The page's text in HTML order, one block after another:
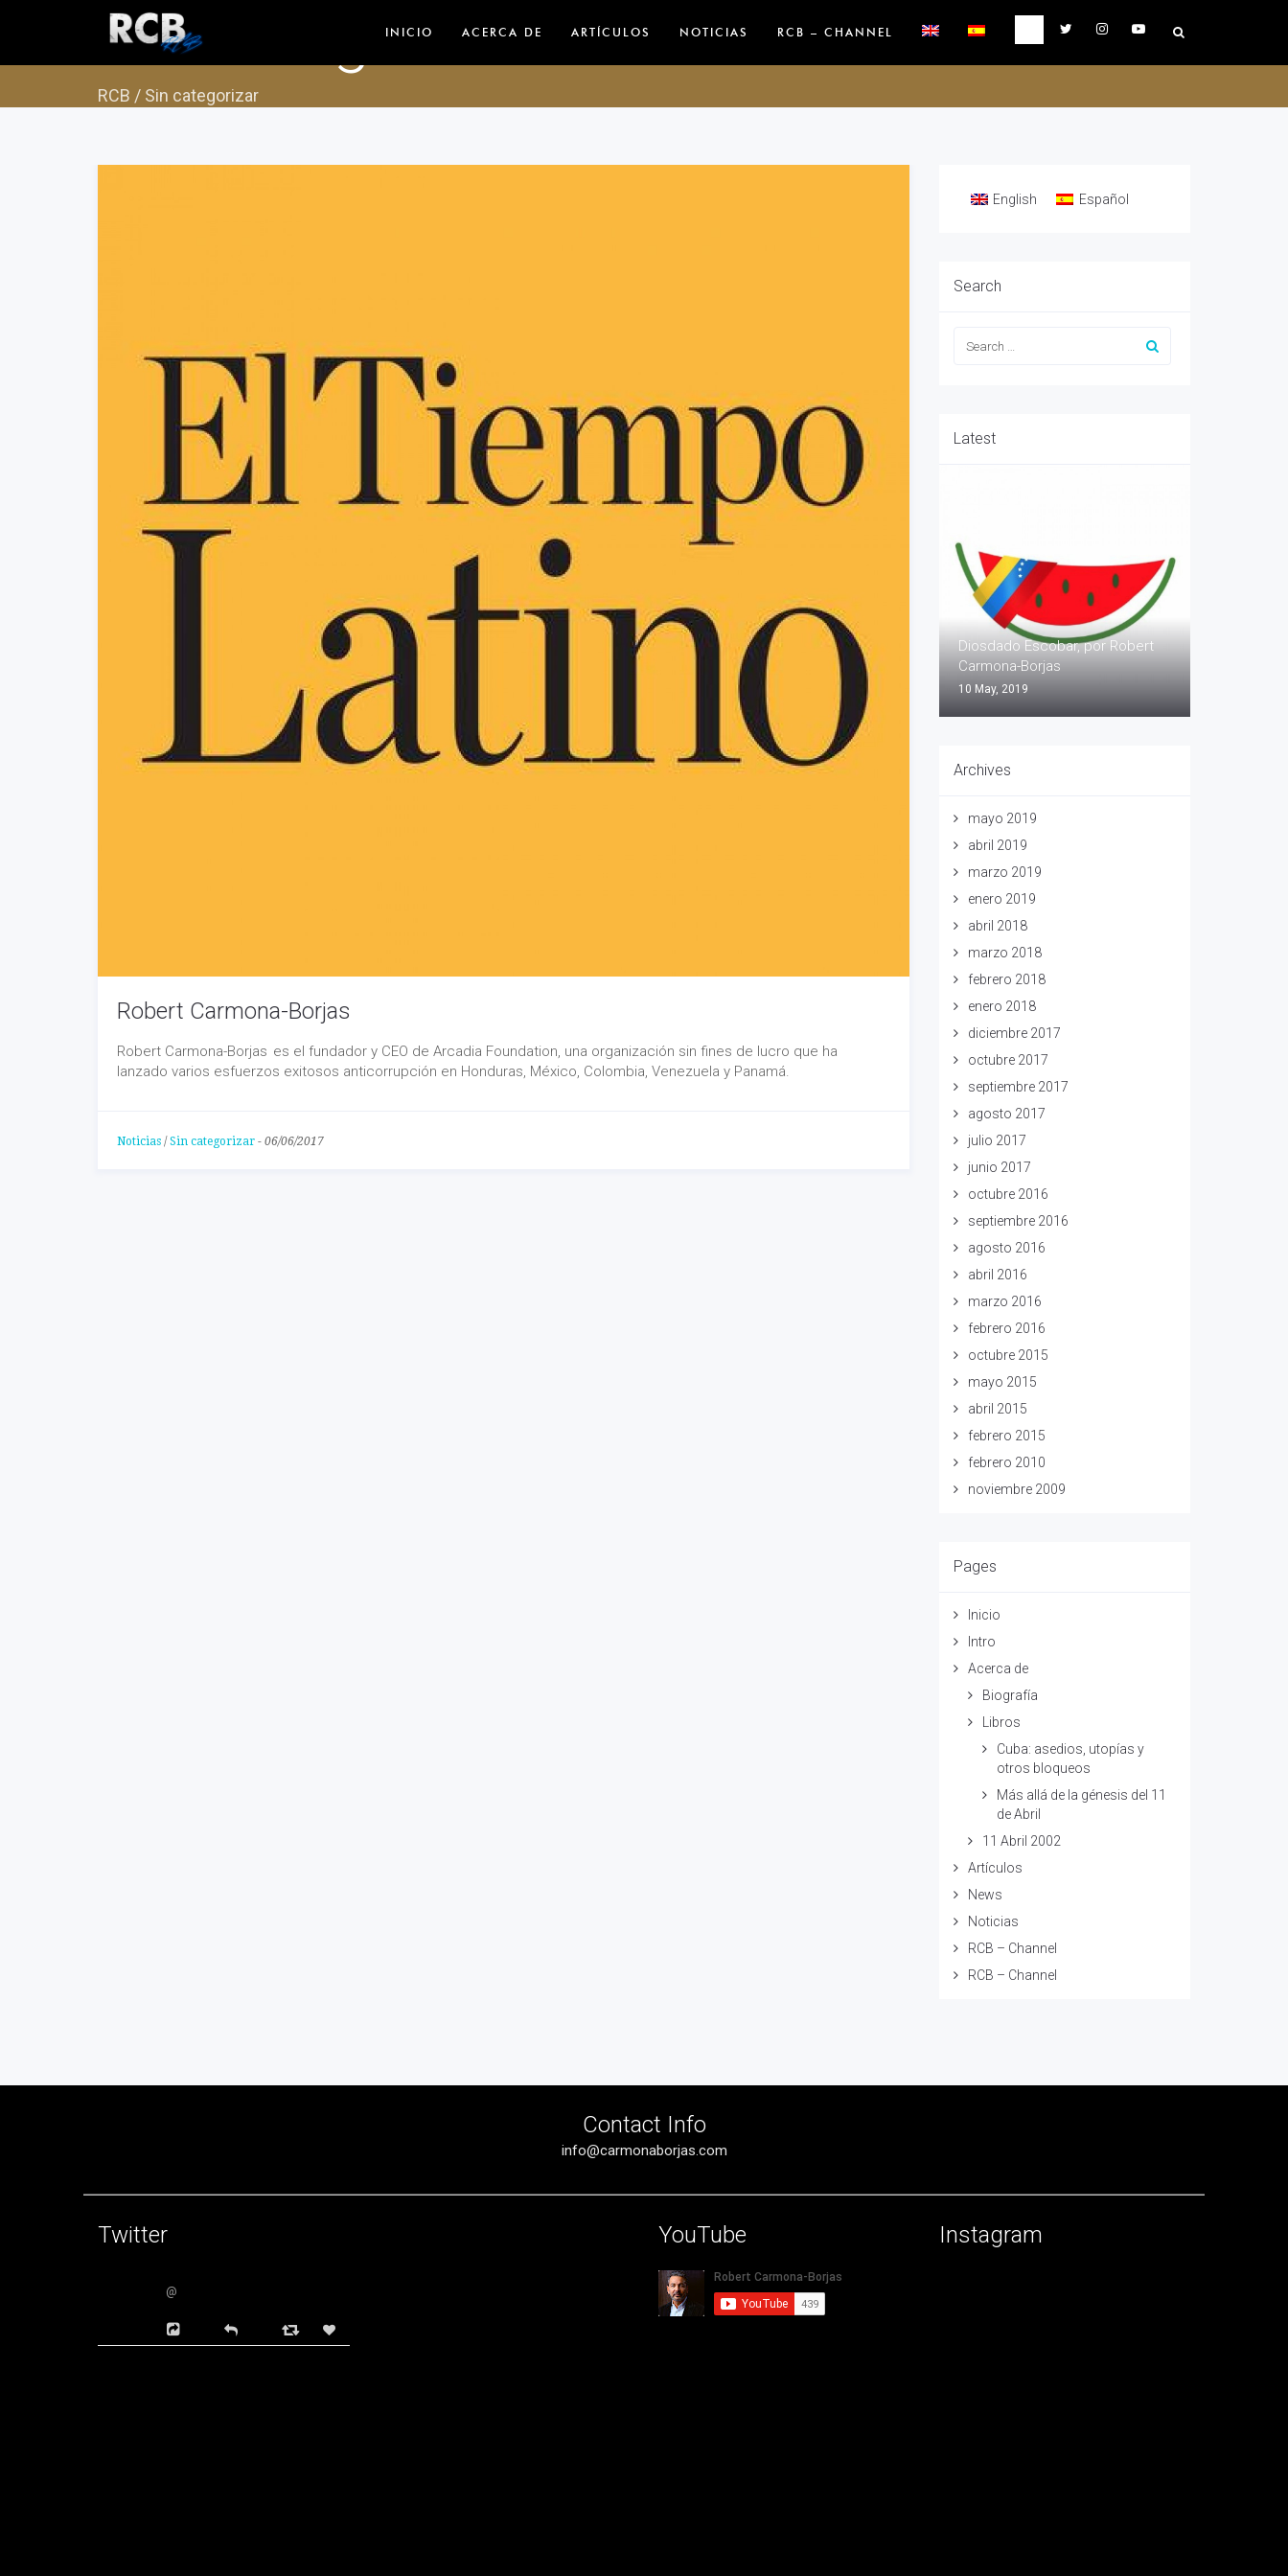
INICIO ACERCA DE ARTÍCULOS NOTICIAS RCB – CHANNEL
Sin categorizar
RCB / Sin categorizar
Robert Carmona-Borjas
Robert Carmona-Borjas es el fundador y CEO de Arcadia Foundation, una organización sin fines de lucro que ha
lanzado varios esfuerzos exitosos anticorrupción en Honduras, México, Colombia, Venezuela y Panamá.
Noticias / Sin categorizar - 06/06/2017
English Español
Search
Latest
Diosdado Escobar, por Robert
Carmona-Borjas
10 May, 2019
Archives
mayo 2019
abril 2019
marzo 2019
enero 2019
abril 2018
marzo 2018
febrero 2018
enero 2018
diciembre 2017
octubre 2017
septiembre 2017
agosto 2017
julio 2017
junio 2017
octubre 2016
septiembre 2016
agosto 2016
abril 2016
marzo 2016
febrero 2016
octubre 2015
mayo 2015
abril 2015
febrero 2015
febrero 2010
noviembre 2009
Pages
Inicio
Intro
Acerca de
Biografía
Libros
Cuba: asedios, utopías y
otros bloqueos
Más allá de la génesis del 11
de Abril
11 Abril 2002
Artículos
News
Noticias
RCB – Channel
RCB – Channel
Contact Info
info@carmonaborjas.com
Twitter
@
YouTube Instagram